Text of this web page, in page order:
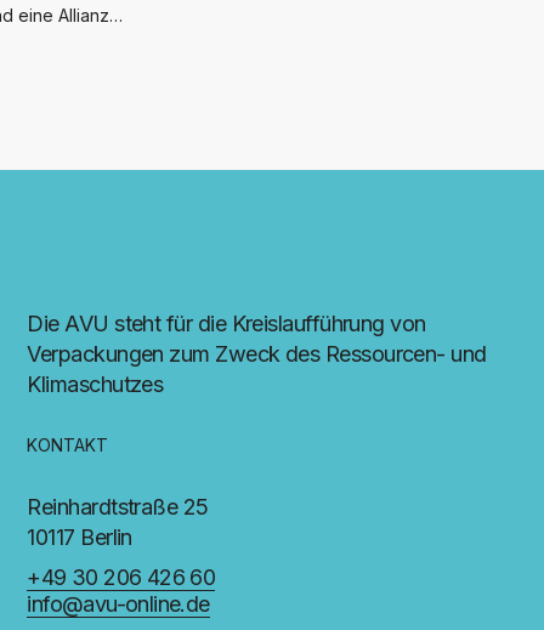
eine Allianz…
Die AVU steht für die Kreislaufführung von
Verpackungen zum Zweck des Ressourcen- und
Klimaschutzes
KONTAKT
Reinhardtstraße 25
10117 Berlin
+49 30 206 426 60
info@avu-online.de